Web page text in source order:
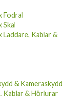
Fodral
Skal
Kablar &
& Kameraskydd
Kablar & Hörlurar